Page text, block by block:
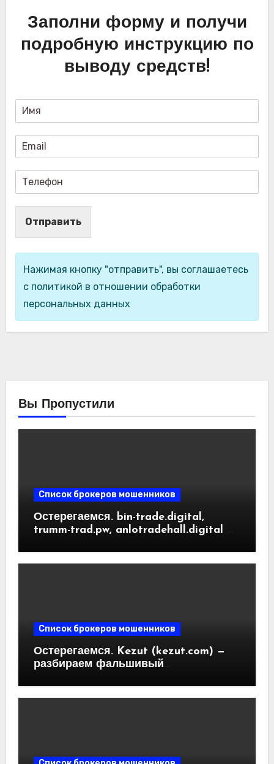
Заполни форму и получи
подробную инструкцию по
выводу средств!
Отправить
Нажимая кнопку "отправить", вы соглашаетесь
с политикой в отношении обработки
персональных данных
Вы Пропустили
Список брокеров мошенников
Остерегаемся. bin-trade.digital,
trumm-trad.pw, anlotradehall.digital —
криптобирж. Как вернуть деньги.
Список брокеров мошенников
Остерегаемся. Kezut (kezut.com) —
разбираем фальшивый